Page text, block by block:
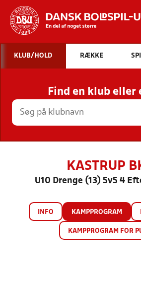
STILLINGER, RESULTATER,
HOLD
KLUB/HOLD RÆKKE
Find en klub eller
KASTRUP
U10 Drenge (13) 5v5 4
INFO KAMPPROGRAM
KAMPPROGRAM FOR